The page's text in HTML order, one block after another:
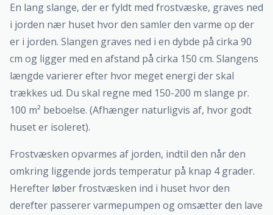
En lang slange, der er fyldt med frostvæske, graves ned
i jorden nær huset hvor den samler den varme op der
er i jorden. Slangen graves ned i en dybde på cirka 90
cm og ligger med en afstand på cirka 150 cm. Slangens
længde varierer efter hvor meget energi der skal
trækkes ud. Du skal regne med 150-200 m slange pr.
100 m² beboelse. (Afhænger naturligvis af, hvor godt
huset er isoleret).
Frostvæsken opvarmes af jorden, indtil den når den
omkring liggende jords temperatur på knap 4 grader.
Herefter løber frostvæsken ind i huset hvor den
derefter passerer varmepumpen og omsætter den lave